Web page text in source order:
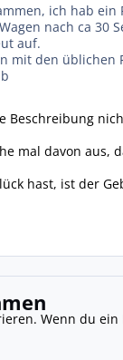
ich hab
nach ca 30
auf.
mit den üblichen
Beschreibung
mal davon aus,
hast, ist der
Wenn du ein